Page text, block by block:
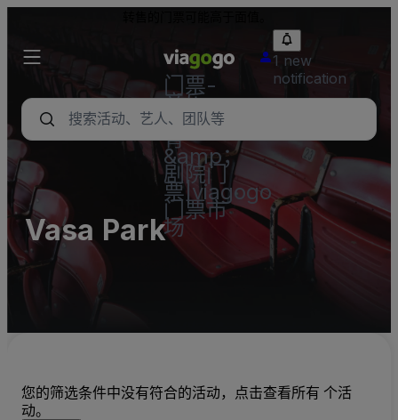
门票-
音乐
会，体
育
&amp；
剧院门
票|viagogo
门票市
场
1 new
notification
Vasa Park
您的筛选条件中没有符合的活动，点击查看所有 个活
动。